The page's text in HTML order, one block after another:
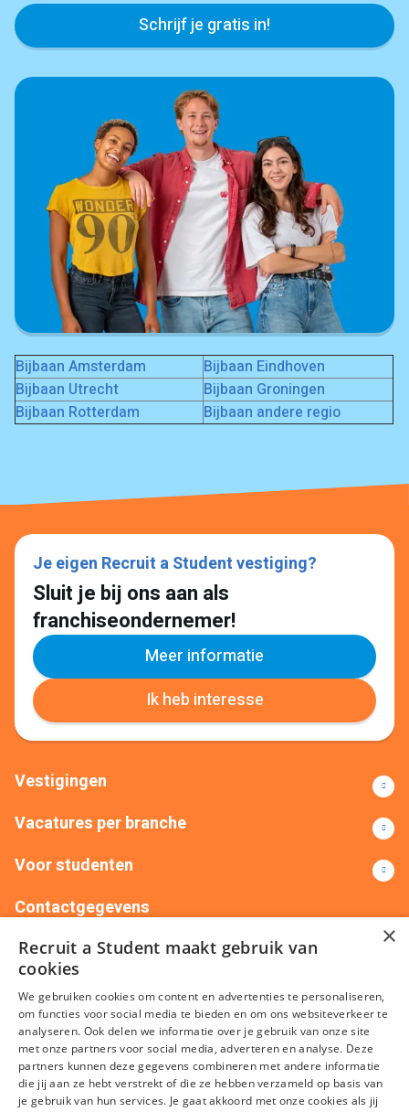
Schrijf je gratis in!
Bijbaan Amsterdam
Bijbaan Eindhoven
Bijbaan Utrecht
Bijbaan Groningen
Bijbaan Rotterdam
Bijbaan andere regio
Je eigen Recruit a Student vestiging?
Sluit je bij ons aan als
franchiseondernemer!
Meer informatie
Ik heb interesse
Vestigingen
Vacatures per branche
Voor studenten
Contactgegevens
+31(0)88 522 00 76
info@recruitastudent.nl
Alle vestigingen
×
Recruit a Student maakt gebruik van
cookies
We gebruiken cookies om content en advertenties te personaliseren,
om functies voor social media te bieden en om ons websiteverkeer te
analyseren. Ook delen we informatie over je gebruik van onze site
met onze partners voor social media, adverteren en analyse. Deze
partners kunnen deze gegevens combineren met andere informatie
die jij aan ze hebt verstrekt of die ze hebben verzameld op basis van
je gebruik van hun services. Je gaat akkoord met onze cookies als jij